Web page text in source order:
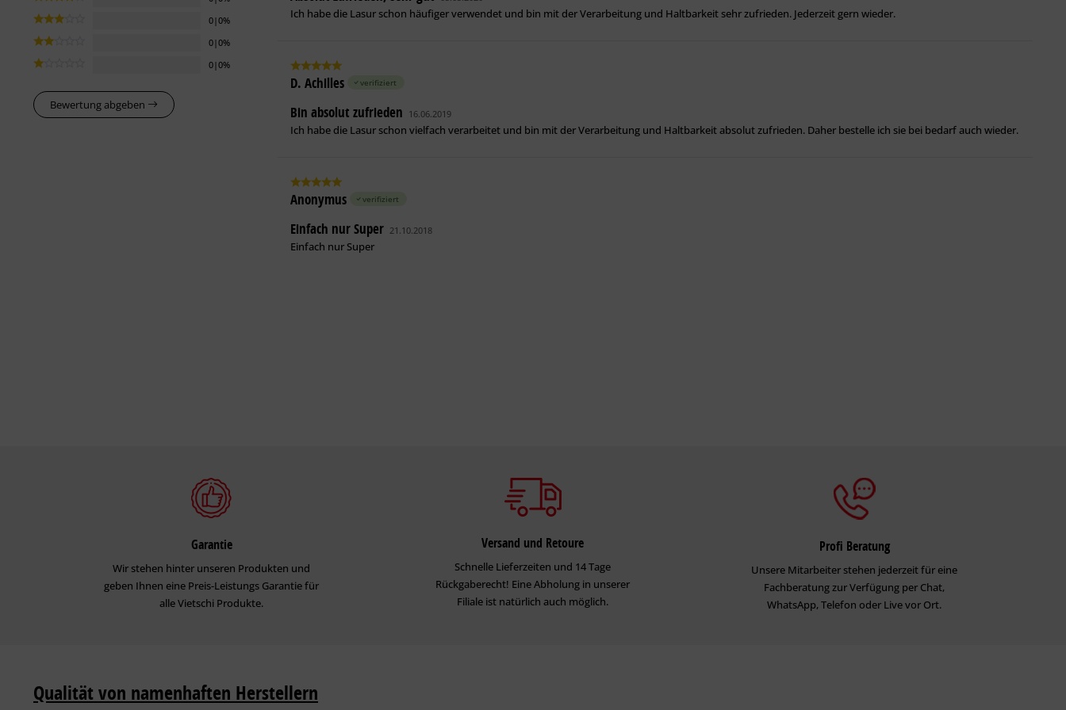
0|0%
0|0%
0|0%
Bewertung abgeben
Ich habe die Lasur schon häufiger verwendet und bin mit der Verarbeitung und Haltbarkeit sehr zufrieden. Jederzeit gern wieder.
D. Achilles verifiziert
Bin absolut zufrieden 16.06.2019
Ich habe die Lasur schon vielfach verarbeitet und bin mit der Verarbeitung und Haltbarkeit absolut zufrieden. Daher bestelle ich sie bei bedarf auch wieder.
Anonymus verifiziert
Einfach nur Super 21.10.2018
Einfach nur Super
Garantie
Wir stehen hinter unseren Produkten und
geben Ihnen eine Preis-Leistungs Garantie für
alle Vietschi Produkte.
Versand und Retoure
Schnelle Lieferzeiten und 14 Tage
Rückgaberecht! Eine Abholung in unserer
Filiale ist natürlich auch möglich.
Profi Beratung
Unsere Mitarbeiter stehen jederzeit für eine
Fachberatung zur Verfügung per Chat,
WhatsApp, Telefon oder Live vor Ort.
Qualität von namenhaften Herstellern